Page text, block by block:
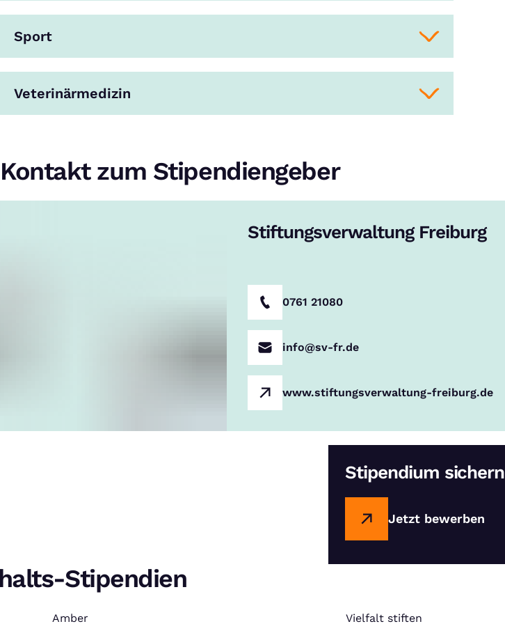
Sport
Veterinärmedizin
Kontakt zum Stipendiengeber
Stiftungsverwaltung Freiburg
0761 21080
info@sv-fr.de
www.stiftungsverwaltung-freiburg.de
Stipendium sichern
Jetzt bewerben
Stipendien
Amber Vielfalt stiften